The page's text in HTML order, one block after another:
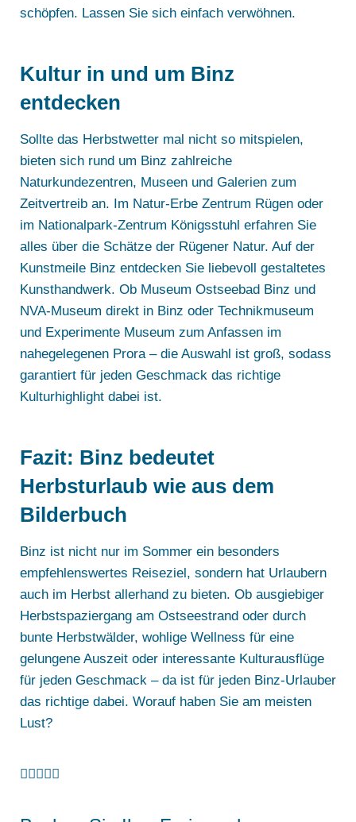
schöpfen. Lassen Sie sich einfach verwöhnen.
Kultur in und um Binz
entdecken
Sollte das Herbstwetter mal nicht so mitspielen,
bieten sich rund um Binz zahlreiche
Naturkundezentren, Museen und Galerien zum
Zeitvertreib an. Im Natur-Erbe Zentrum Rügen oder
im Nationalpark-Zentrum Königsstuhl erfahren Sie
alles über die Schätze der Rügener Natur. Auf der
Kunstmeile Binz entdecken Sie liebevoll gestaltetes
Kunsthandwerk. Ob Museum Ostseebad Binz und
NVA-Museum direkt in Binz oder Technikmuseum
und Experimente Museum zum Anfassen im
nahegelegenen Prora – die Auswahl ist groß, sodass
garantiert für jeden Geschmack das richtige
Kulturhighlight dabei ist.
Fazit: Binz bedeutet
Herbsturlaub wie aus dem
Bilderbuch
Binz ist nicht nur im Sommer ein besonders
empfehlenswertes Reiseziel, sondern hat Urlaubern
auch im Herbst allerhand zu bieten. Ob ausgiebiger
Herbstspaziergang am Ostseestrand oder durch
bunte Herbstwälder, wohlige Wellness für eine
gelungene Auszeit oder interessante Kulturausflüge
für jeden Geschmack – da ist für jeden Binz-Urlauber
das richtige dabei. Worauf haben Sie am meisten
Lust?
